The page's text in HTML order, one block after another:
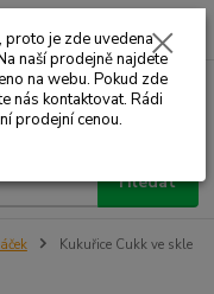
Menu
Hledat
za
Kukuřice Cukk ve skle
proto je zde uvedena
naší prodejně najdete
na webu. Pokud zde
nás kontaktovat. Rádi
prodejní cenou.